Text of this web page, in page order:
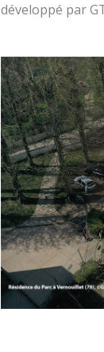
développé par